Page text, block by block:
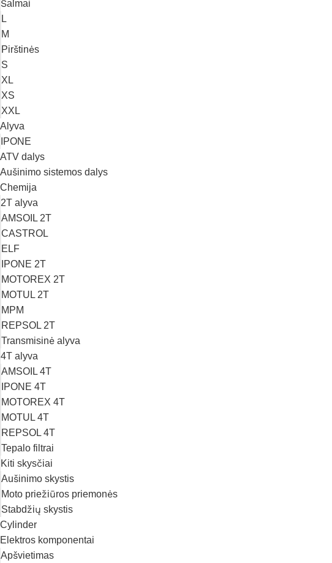
Šalmai
L
M
Pirštinės
S
XL
XS
XXL
Alyva
IPONE
ATV dalys
Aušinimo sistemos dalys
Chemija
2T alyva
AMSOIL 2T
CASTROL
ELF
IPONE 2T
MOTOREX 2T
MOTUL 2T
MPM
REPSOL 2T
Transmisinė alyva
4T alyva
AMSOIL 4T
IPONE 4T
MOTOREX 4T
MOTUL 4T
REPSOL 4T
Tepalo filtrai
Kiti skysčiai
Aušinimo skystis
Moto priežiūros priemonės
Stabdžių skystis
Cylinder
Elektros komponentai
Apšvietimas